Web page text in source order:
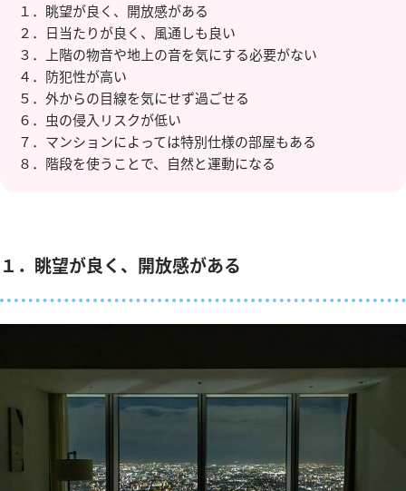
１．眺望が良く、開放感がある
２．日当たりが良く、風通しも良い
３．上階の物音や地上の音を気にする必要がない
４．防犯性が高い
５．外からの目線を気にせず過ごせる
６．虫の侵入リスクが低い
７．マンションによっては特別仕様の部屋もある
８．階段を使うことで、自然と運動になる
１．眺望が良く、開放感がある